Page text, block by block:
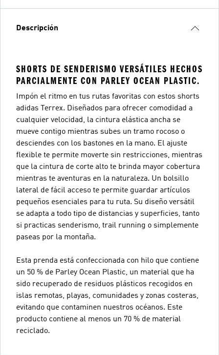
Descripción
SHORTS DE SENDERISMO VERSÁTILES HECHOS
PARCIALMENTE CON PARLEY OCEAN PLASTIC.
Impón el ritmo en tus rutas favoritas con estos shorts
adidas Terrex. Diseñados para ofrecer comodidad a
cualquier velocidad, la cintura elástica ancha se
mueve contigo mientras subes un tramo rocoso o
desciendes con los bastones en la mano. El ajuste
flexible te permite moverte sin restricciones, mientras
que la cintura de corte alto te brinda mayor cobertura
mientras te aventuras en la naturaleza. Un bolsillo
lateral de fácil acceso te permite guardar artículos
pequeños esenciales para tu ruta. Su diseño versátil
se adapta a todo tipo de distancias y superficies, tanto
si practicas senderismo, trail running o simplemente
paseas por la montaña.
Esta prenda está confeccionada con hilo que contiene
un 50 % de Parley Ocean Plastic, un material que ha
sido recuperado de residuos plásticos recogidos en
islas remotas, playas, comunidades y zonas costeras,
evitando que contaminen nuestros océanos. Este
producto contiene al menos un 70 % de material
reciclado.